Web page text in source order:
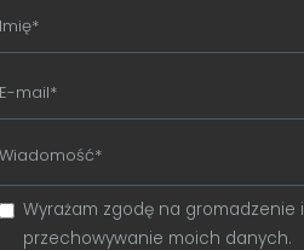
Wyrażam zgodę na gromadzenie i
przechowywanie moich danych.